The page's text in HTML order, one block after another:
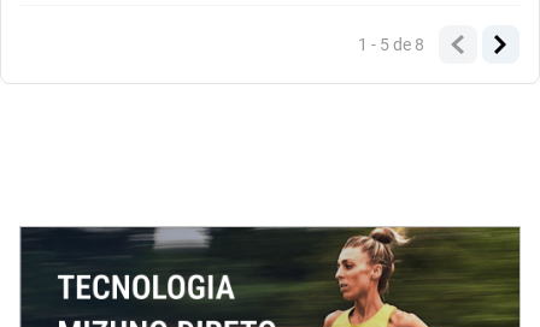
1 - 5de 8